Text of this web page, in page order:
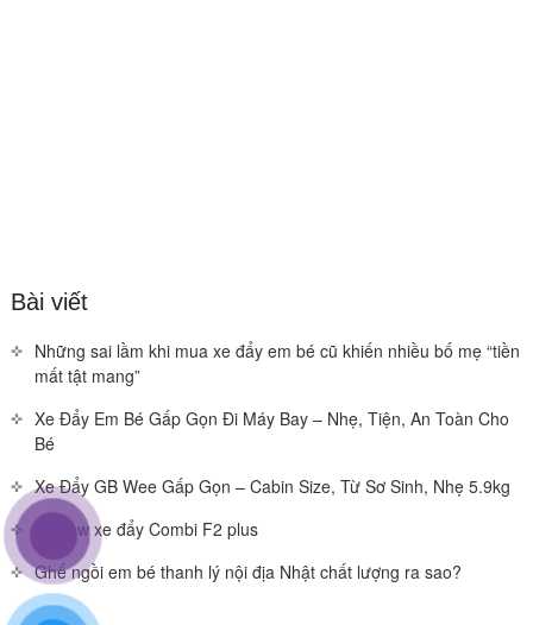
Bài viết
Những sai lầm khi mua xe đẩy em bé cũ khiến nhiều bố mẹ “tiền
mất tật mang”
Xe Đẩy Em Bé Gấp Gọn Đi Máy Bay – Nhẹ, Tiện, An Toàn Cho
Bé
Xe Đẩy GB Wee Gấp Gọn – Cabin Size, Từ Sơ Sinh, Nhẹ 5.9kg
Review xe đẩy Combi F2 plus
Ghế ngồi em bé thanh lý nội địa Nhật chất lượng ra sao?